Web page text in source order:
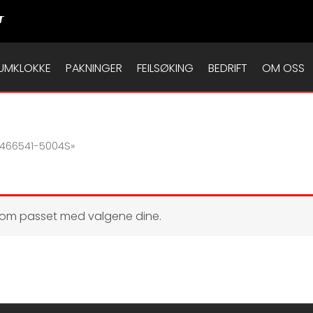
PAKNINGER FEILSØKING BEDRIFT OM OSS
5004S»
passet med valgene dine.